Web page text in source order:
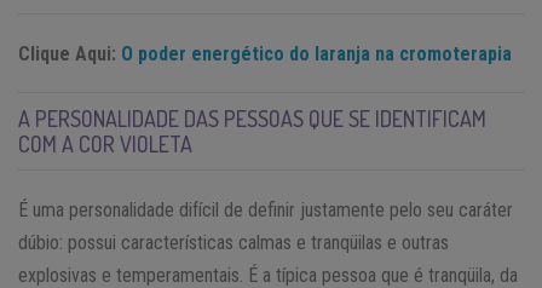
Clique Aqui: O poder energético do laranja na cromoterapia
A PERSONALIDADE DAS PESSOAS QUE SE IDENTIFICAM
COM A COR VIOLETA
É uma personalidade difícil de definir justamente pelo seu caráter
dúbio: possui características calmas e tranqüilas e outras
explosivas e temperamentais. É a típica pessoa que é tranqüila, da